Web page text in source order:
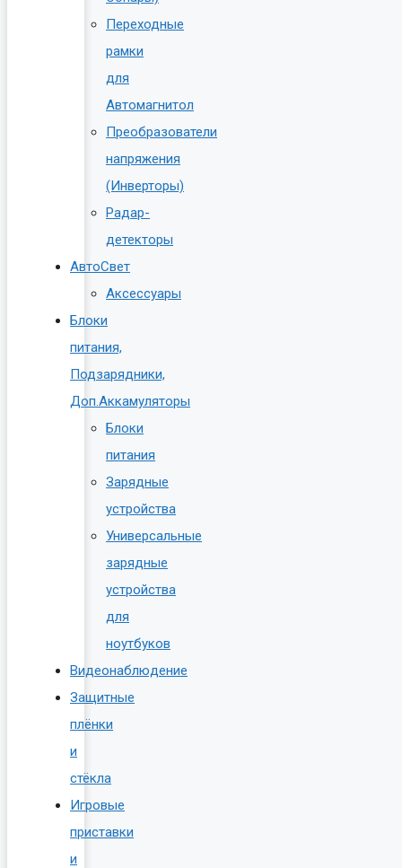
Переходные
рамки
для
Автомагнитол
Преобразователи
напряжения
(Инверторы)
Радар-
детекторы
АвтоСвет
Аксессуары
Блоки
питания,
Подзарядники,
Доп.Аккамуляторы
Блоки
питания
Зарядные
устройства
Универсальные
зарядные
устройства
для
ноутбуков
Видеонаблюдение
Защитные
плёнки
и
стёкла
Игровые
приставки
и